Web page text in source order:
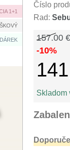
1+1
Číslo
Rad:
157.00
-10%
Skladom